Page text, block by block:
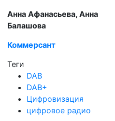
Анна Афанасьева, Анна
Балашова
Коммерсант
Теги
DAB
DAB+
Цифровизация
цифровое радио